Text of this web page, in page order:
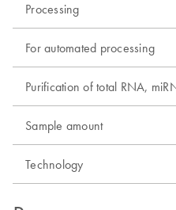
Processing
For automated processing
Purification of total RNA,
Sample amount
Technology